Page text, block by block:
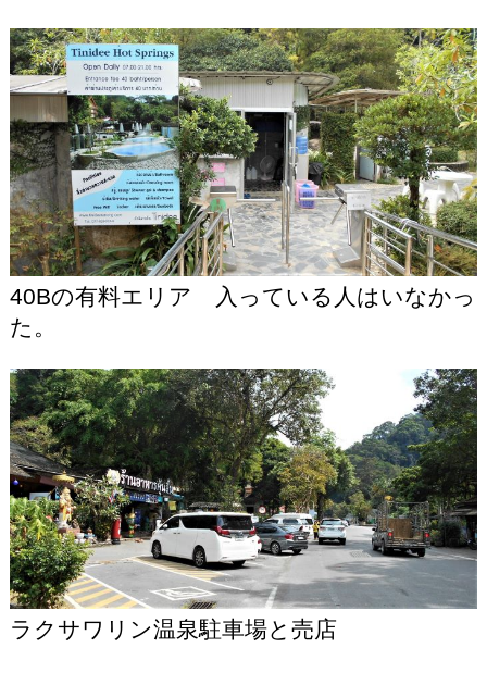
40Bの有料エリア 入っている人はいなかっ
た。
ラクサワリン温泉駐車場と売店